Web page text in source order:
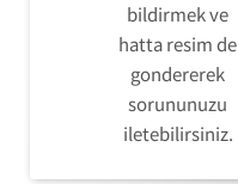
bildirmek ve
hatta resim de
gondererek
sorununuzu
iletebilirsiniz.